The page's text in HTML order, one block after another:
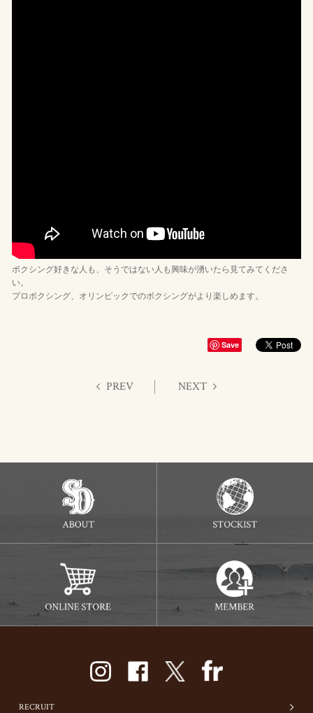
ボクシング好きな人も、そうではない人も興味が湧いたら見てみてくださ
い。
プロボクシング、オリンピックでのボクシングがより楽しめます。
Save
PREV NEXT
RECRUIT